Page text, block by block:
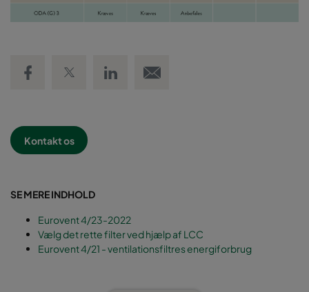
Kontakt os
SE MERE INDHOLD
Eurovent 4/23-2022
Vælg det rette filter ved hjælp af LCC
Eurovent 4/21 - ventilationsfiltres energiforbrug